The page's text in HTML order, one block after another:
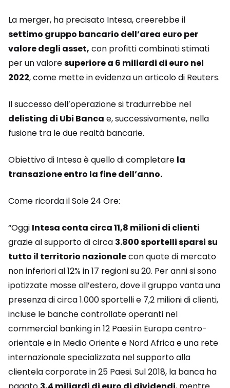
La merger, ha precisato Intesa, creerebbe il
settimo gruppo bancario dell’area euro per
valore degli asset, con profitti combinati stimati
per un valoresuperiore a 6 miliardi di euro nel
2022, come mette in evidenza un articolo di Reuters.
Il successo dell’operazione si tradurrebbe nel
delisting di Ubi Banca e, successivamente, nella
fusione tra le due realtà bancarie.
Obiettivo di Intesa è quello di completare la
transazione entro la fine dell’anno.
Come ricorda il Sole 24 Ore:
“Oggi Intesa conta circa 11,8 milioni di clienti
grazie al supporto di circa 3.800 sportelli sparsi su
tutto il territorio nazionalecon quote di mercato
non inferiori al 12% in 17 regioni su 20. Per anni si sono
ipotizzate mosse all’estero, dove il gruppo vanta una
presenza di circa 1.000 sportelli e 7,2 milioni di clienti,
incluse le banche controllate operanti nel
commercial banking in 12 Paesi in Europa centro-
orientale e in Medio Oriente e Nord Africa e una rete
internazionale specializzata nel supporto alla
clientela corporate in 25 Paesi. Sul 2018, la banca ha